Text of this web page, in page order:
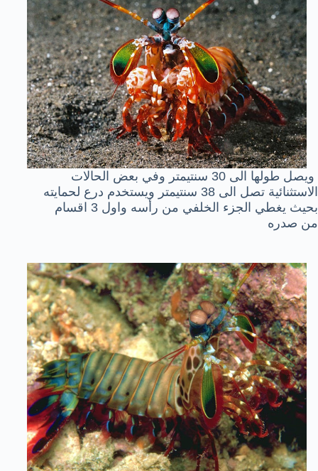
ويصل طولها الى 30 سنتيمتر وفي بعض الحالات
الاستثنائية تصل الى 38 سنتيمتر ويستخدم درع لحمايته
بحيث يغطي الجزء الخلفي من رأسه واول 3 اقسام
من صدره